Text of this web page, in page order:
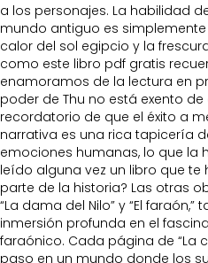
a los personajes. La habilidad
mundo antiguo es
calor del sol egipcio y la
como este libro pdf gratis
enamoramos de la lectura en
poder de Thu no está exento
recordatorio de que el éxito a
narrativa es una rica tapicería
emociones humanas, lo que la
leído alguna vez un libro que te
parte de la historia? Las otras
“La dama del Nilo” y “El
inmersión profunda en el
faraónico. Cada página de “La
paso en un mundo donde los